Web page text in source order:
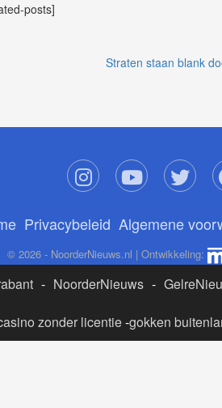
posts]
Straten staan blank
Privacybeleid Algemene
© 2026 - NoorderNieuws.nl | Ontwikkeling:
- NoorderNieuws -
zonder licentie-gokken